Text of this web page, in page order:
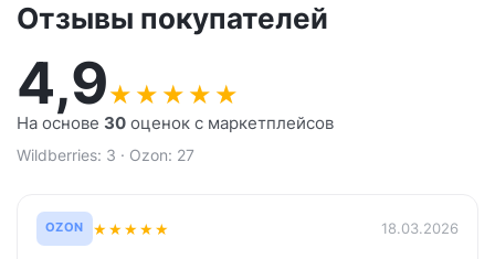
Отзывы покупателей
4,9★ ★ ★ ★ ★
На основе 30 оценок с маркетплейсов
Wildberries: 3 · Ozon: 27
OZON ★★★★★ 18.03.2026